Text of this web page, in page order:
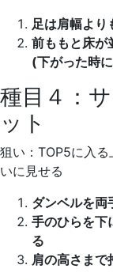
足は肩幅より
前ももと床が
(下がった時
種目４：
ット
狙い：TOP5に入
いに見せる
ダンベルを両
手のひらを下
る
肩の高さまで